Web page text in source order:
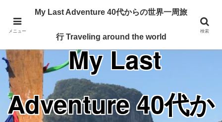
Traveling around the world from my 40's
My Last
Adventure 40代か
メニュー
My Last Adventure 40代からの世界一周旅
行 Traveling around the world
検索